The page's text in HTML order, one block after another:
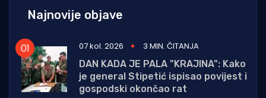
Najnovije objave
07 kol. 2026
3 MIN. ČITANJA
DAN KADA JE PALA "KRAJINA": Kako
je general Stipetić ispisao povijest i
gospodski okončao rat